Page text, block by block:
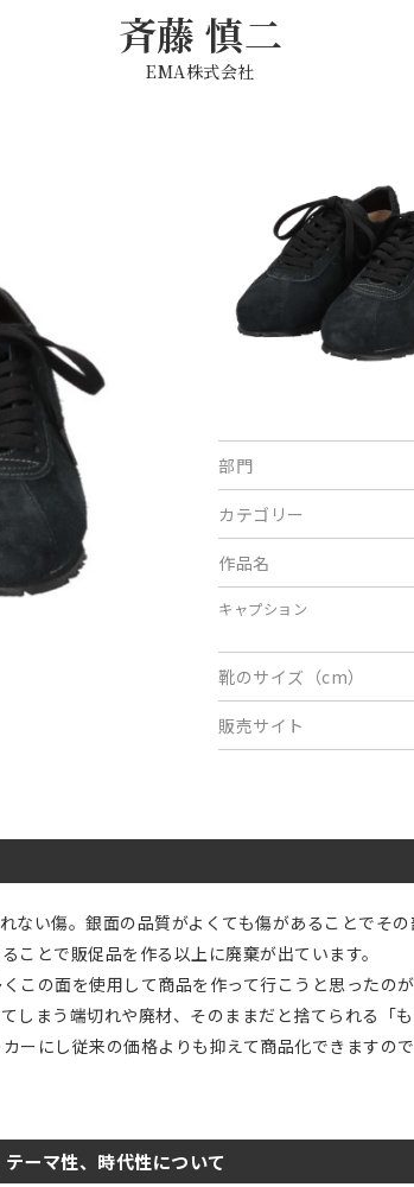
斉藤 慎二
EMA株式会社
部門
カテゴリー
作品名
キャプション
靴のサイズ（cm）
販売サイト
ない傷。銀面の品質がよくても傷があることでそ
ことで販促品を作る以上に廃棄が出ています。
この面を使用して商品を作って行こうと思ったのが
しまう端切れや廃材、そのままだと捨てられる「も
ーにし従来の価格よりも抑えて商品化できますの
ーマ性、時代性について